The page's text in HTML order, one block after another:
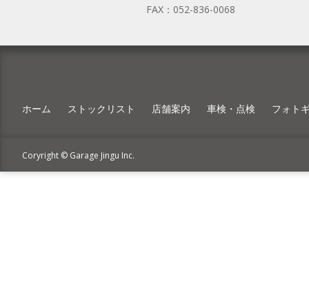
FAX： 052-836-0068
ホーム ストックリスト 店舗案内 車検・点検 フォト
Coryright © Garage Jingu Inc.